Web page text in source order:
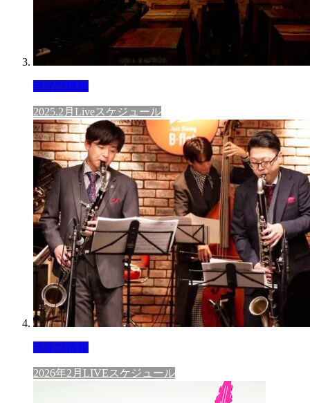
ライブ情報
2025.2月Liveスケジュール
ライブ情報
2026年2月LIVEスケジュール